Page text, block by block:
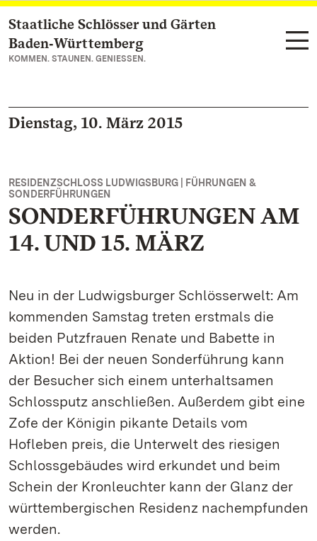
Zum Hauptinhalt springen
Staatliche Schlösser und Gärten
Baden‑Württemberg
KOMMEN. STAUNEN. GENIESSEN.
Dienstag, 10. März 2015
RESIDENZSCHLOSS LUDWIGSBURG | FÜHRUNGEN &
SONDERFÜHRUNGEN
SONDERFÜHRUNGEN AM
14. UND 15. MÄRZ
Neu in der Ludwigsburger Schlösserwelt: Am
kommenden Samstag treten erstmals die
beiden Putzfrauen Renate und Babette in
Aktion! Bei der neuen Sonderführung kann
der Besucher sich einem unterhaltsamen
Schlossputz anschließen. Außerdem gibt eine
Zofe der Königin pikante Details vom
Hofleben preis, die Unterwelt des riesigen
Schlossgebäudes wird erkundet und beim
Schein der Kronleuchter kann der Glanz der
württembergischen Residenz nachempfunden
werden.